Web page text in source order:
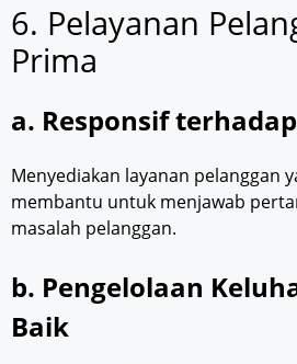
6. Pelayanan
Prima
a. Responsif
Menyediakan layanan pelanggan
membantu untuk menjawab
masalah pelanggan.
b. Pengelolaan
Baik